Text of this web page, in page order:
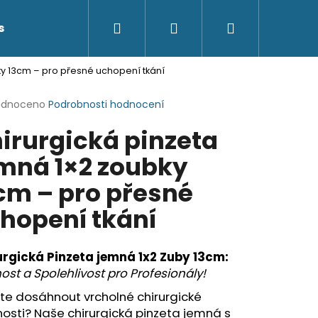
Přihlášení
13cm – pro přesné uchopení tkání
Podrobnosti hodnocení
pinzeta
1×2 zoubky
– pro přesné
tkání
Pinzeta jemná 1x2 Zuby 13cm:
a Spolehlivost pro Profesionály!‍
dosáhnout vrcholné chirurgické
Naše chirurgická pinzeta jemná s